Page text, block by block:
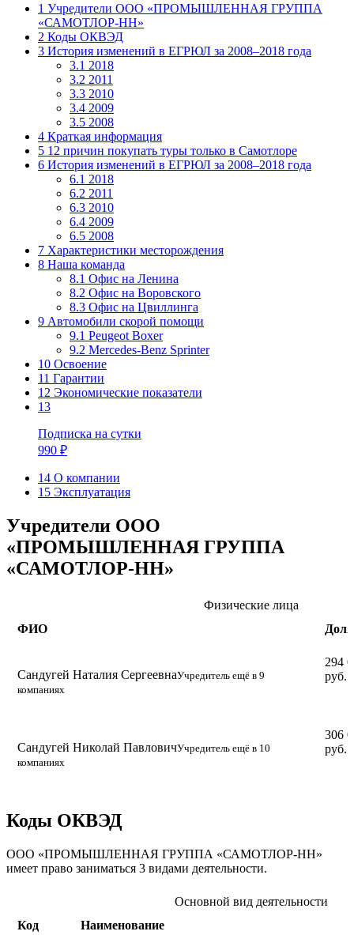
1 Учредители ООО «ПРОМЫШЛЕННАЯ ГРУППА
«САМОТЛОР-НН»
2 Коды ОКВЭД
3 История изменений в ЕГРЮЛ за 2008–2018 года
3.1 2018
3.2 2011
3.3 2010
3.4 2009
3.5 2008
4 Краткая информация
5 12 причин покупать туры только в Самотлоре
6 История изменений в ЕГРЮЛ за 2008–2018 года
6.1 2018
6.2 2011
6.3 2010
6.4 2009
6.5 2008
7 Характеристики месторождения
8 Наша команда
8.1 Офис на Ленина
8.2 Офис на Воровского
8.3 Офис на Цвиллинга
9 Автомобили скорой помощи
9.1 Peugeot Boxer
9.2 Mercedes-Benz Sprinter
10 Освоение
11 Гарантии
12 Экономические показатели
13
Подписка на сутки
990 ₽
14 О компании
15 Эксплуатация
Учредители ООО
«ПРОМЫШЛЕННАЯ ГРУППА
«САМОТЛОР-НН»
Физические лица
ФИО
Доля
Сандугей Наталия СергеевнаУчредитель ещё в 9
компаниях
294
руб.
Сандугей Николай ПавловичУчредитель ещё в 10
компаниях
306
руб.
Коды ОКВЭД
ООО «ПРОМЫШЛЕННАЯ ГРУППА «САМОТЛОР-НН»
имеет право заниматься 3 видами деятельности.
Основной вид деятельности
Код
Наименование